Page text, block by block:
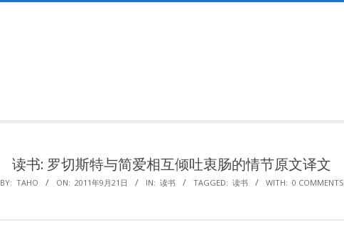
读书: 罗切斯特与简爱相互倾吐衷肠的情节原文译文
BY: TAHO ON: 2011年9月21日 IN: 读书 TAGGED: 读书 WITH: 0 COMMENTS